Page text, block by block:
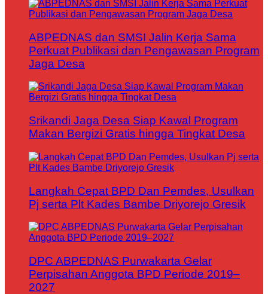
ABPEDNAS dan SMSI Jalin Kerja Sama
Perkuat Publikasi dan Pengawasan Program
Jaga Desa
Srikandi Jaga Desa Siap Kawal Program
Makan Bergizi Gratis hingga Tingkat Desa
Langkah Cepat BPD Dan Pemdes, Usulkan
Pj serta Plt Kades Bambe Driyorejo Gresik
DPC ABPEDNAS Purwakarta Gelar
Perpisahan Anggota BPD Periode 2019–
2027